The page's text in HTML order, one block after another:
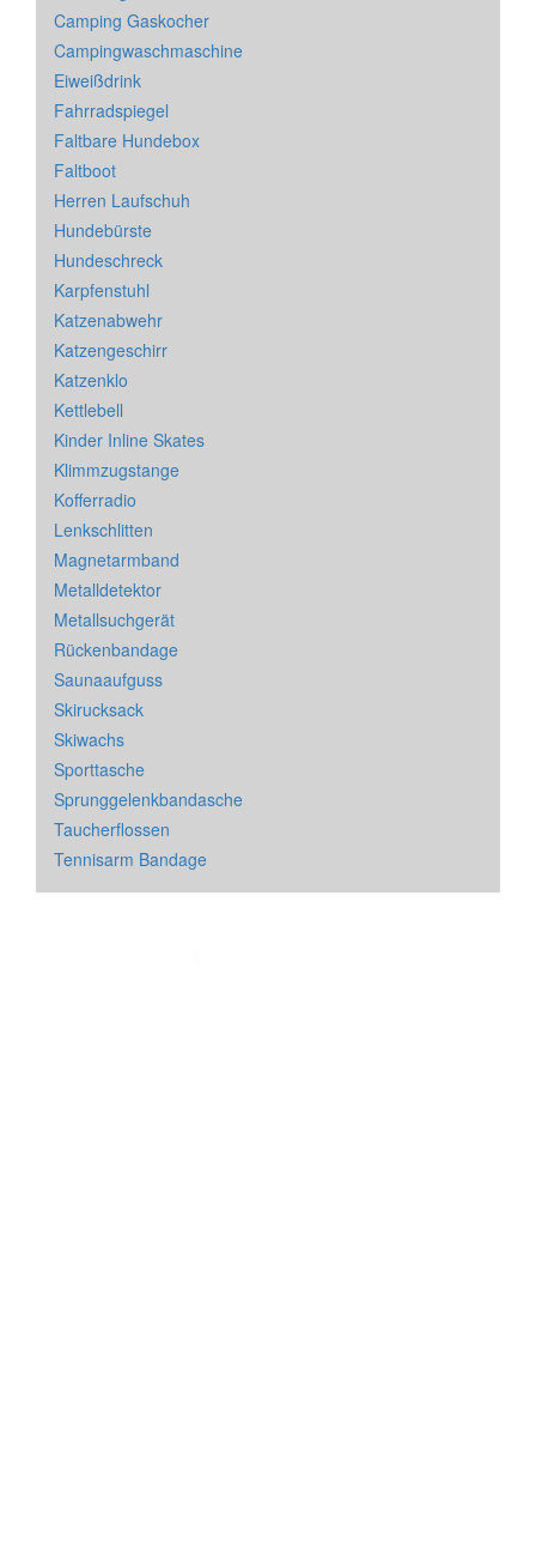
Camping Gaskocher
Campingwaschmaschine
Eiweißdrink
Fahrradspiegel
Faltbare Hundebox
Faltboot
Herren Laufschuh
Hundebürste
Hundeschreck
Karpfenstuhl
Katzenabwehr
Katzengeschirr
Katzenklo
Kettlebell
Kinder Inline Skates
Klimmzugstange
Kofferradio
Lenkschlitten
Magnetarmband
Metalldetektor
Metallsuchgerät
Rückenbandage
Saunaaufguss
Skirucksack
Skiwachs
Sporttasche
Sprunggelenkbandasche
Taucherflossen
Tennisarm Bandage